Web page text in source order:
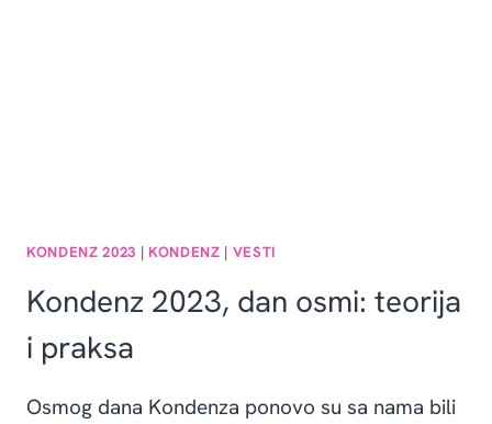
KONDENZ 2023 | KONDENZ | VESTI
Kondenz 2023, dan osmi: teorija
i praksa
Osmog dana Kondenza ponovo su sa nama bili